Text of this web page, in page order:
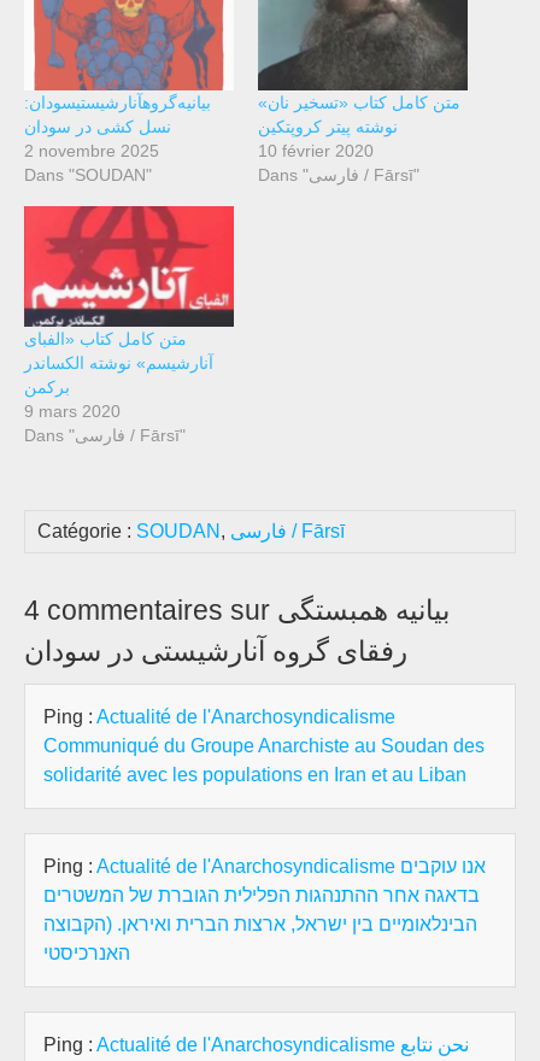
بیانیه‌گروهآنارشیستیسودان:
نسل کشی در سودان
2 novembre 2025
Dans "SOUDAN"
متن کامل کتاب «تسخیر نان»
نوشته پیتر کروپتکین
10 février 2020
Dans "فارسی / Fārsī"
متن کامل کتاب «الفبای
آنارشیسم» نوشته الکساندر
برکمن
9 mars 2020
Dans "فارسی / Fārsī"
Catégorie : SOUDAN , فارسی / Fārsī
4 commentaires sur بیانیه همبستگی
رفقای گروه آنارشیستی در سودان
Ping : Actualité de l'Anarchosyndicalisme
Communiqué du Groupe Anarchiste au Soudan des
solidarité avec les populations en Iran et au Liban
Ping : Actualité de l'Anarchosyndicalisme אנו עוקבים
בדאגה אחר ההתנהגות הפלילית הגוברת של המשטרים
הבינלאומיים בין ישראל, ארצות הברית ואיראן. (הקבוצה
האנרכיסטי
Ping : Actualité de l'Anarchosyndicalisme نحن نتابع